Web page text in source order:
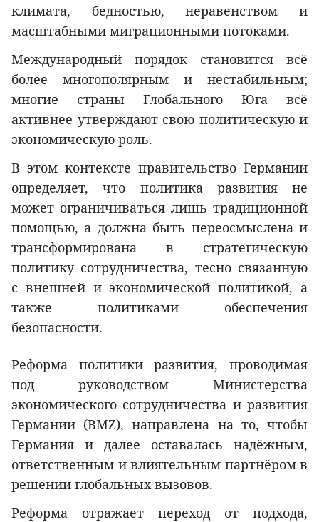
климата, бедностью, неравенством и
масштабными миграционными потоками.
Международный порядок становится всё
более многополярным и нестабильным;
многие страны Глобального Юга всё
активнее утверждают свою политическую и
экономическую роль.
В этом контексте правительство Германии
определяет, что политика развития не
может ограничиваться лишь традиционной
помощью, а должна быть переосмыслена и
трансформирована в стратегическую
политику сотрудничества, тесно связанную
с внешней и экономической политикой, а
также политиками обеспечения
безопасности.
Реформа политики развития, проводимая
под руководством Министерства
экономического сотрудничества и развития
Германии (BMZ), направлена на то, чтобы
Германия и далее оставалась надёжным,
ответственным и влиятельным партнёром в
решении глобальных вызовов.
Реформа отражает переход от подхода,